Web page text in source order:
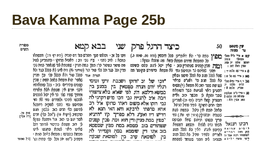
Bava Kamma Page 25b